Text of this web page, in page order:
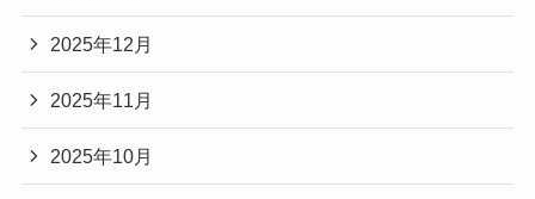
2025年12月
2025年11月
2025年10月